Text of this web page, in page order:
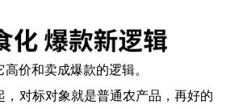
价和卖成爆款的逻辑。
对标对象就是普通农产品，再好的